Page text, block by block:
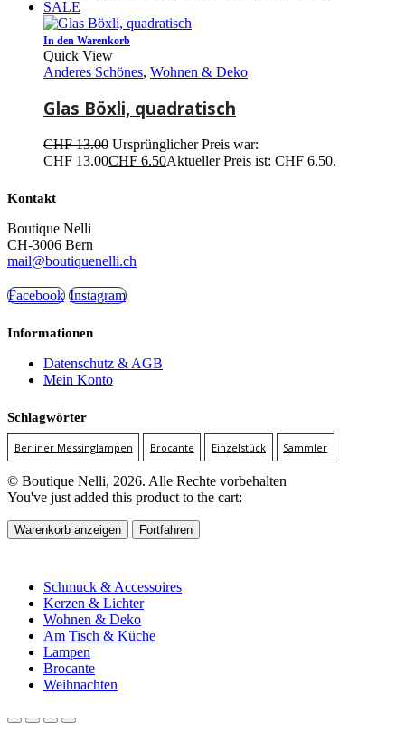
SALE
In den Warenkorb
Quick View
Anderes Schönes, Wohnen & Deko
Glas Böxli, quadratisch
CHF13.00 Ursprünglicher Preis war:
CHF 13.00CHF 6.50Aktueller Preis ist: CHF 6.50.
Kontakt
Boutique Nelli
CH-3006 Bern
mail@boutiquenelli.ch
Facebook Instagram
Informationen
Datenschutz & AGB
Mein Konto
Schlagwörter
Berliner Messinglampen Brocante Einzelstück Sammler
© Boutique Nelli, 2026. Alle Rechte vorbehalten
You've just added this product to the cart:
Warenkorb anzeigen Fortfahren
Schmuck & Accessoires
Kerzen & Lichter
Wohnen & Deko
Am Tisch & Küche
Lampen
Brocante
Weihnachten